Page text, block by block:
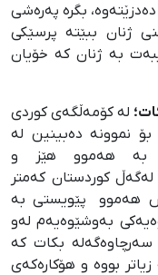
بگرە پەرەشی
ژنان ببێتە پرسێکی
بە ژنان کە خۆیان
لە کۆمەڵگەی کوردی
بۆ نموونە دەبینین لە
بە هەموو هێز و
لەگەڵ کوردستان کەمتر
هەموو پێویستی بە
بەوشێوەیەم لەو
سەرچاوەگەلە بکات کە
بووە و هۆکارەکەی